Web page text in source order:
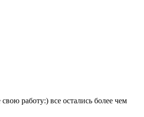
работу:) все остались более чем